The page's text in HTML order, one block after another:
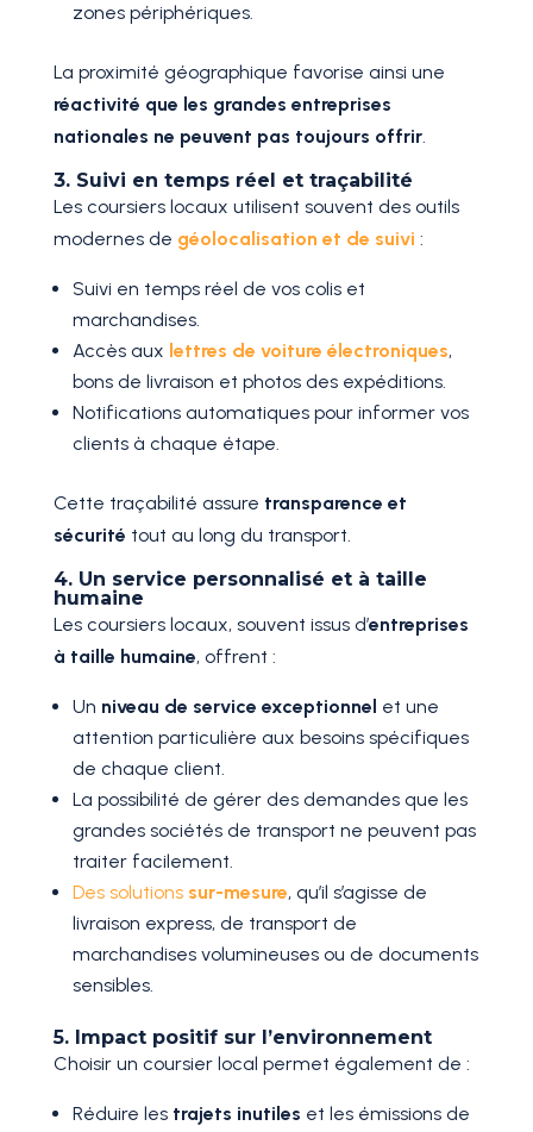
zones périphériques.
La proximité géographique favorise ainsi une
réactivité que les grandes entreprises
nationales ne peuvent pas toujours offrir.
3. Suivi en temps réel et traçabilité
Les coursiers locaux utilisent souvent des outils
modernes de géolocalisation et de suivi :
Suivi en temps réel de vos colis et
marchandises.
Accès aux lettres de voiture électroniques,
bons de livraison et photos des expéditions.
Notifications automatiques pour informer vos
clients à chaque étape.
Cette traçabilité assure transparence et
sécurité tout au long du transport.
4. Un service personnalisé et à taille
humaine
Les coursiers locaux, souvent issus d’entreprises
à taille humaine, offrent :
Un niveau de service exceptionnel et une
attention particulière aux besoins spécifiques
de chaque client.
La possibilité de gérer des demandes que les
grandes sociétés de transport ne peuvent pas
traiter facilement.
Des solutions sur-mesure, qu’il s’agisse de
livraison express, de transport de
marchandises volumineuses ou de documents
sensibles.
5. Impact positif sur l’environnement
Choisir un coursier local permet également de :
Réduire les trajets inutiles et les émissions de